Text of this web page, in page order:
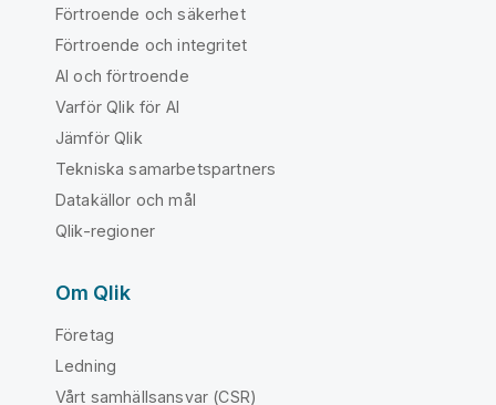
Förtroende och säkerhet
Förtroende och integritet
AI och förtroende
Varför Qlik för AI
Jämför Qlik
Tekniska samarbetspartners
Datakällor och mål
Qlik-regioner
Om Qlik
Företag
Ledning
Vårt samhällsansvar (CSR)